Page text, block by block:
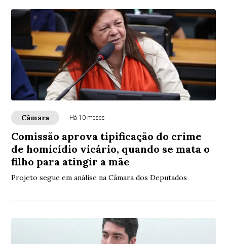
Câmara Há 10 meses
Comissão aprova tipificação do crime
de homicídio vicário, quando se mata o
filho para atingir a mãe
Projeto segue em análise na Câmara dos Deputados